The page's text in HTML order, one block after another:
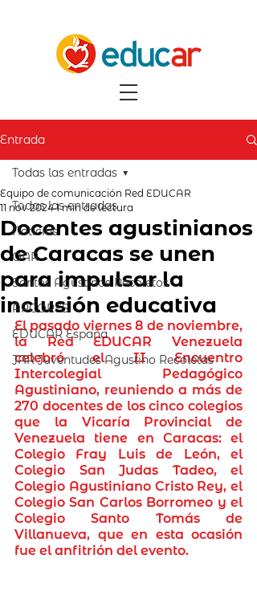
Entrada
Todas las entradas
Noticias
OAR
Santos Agustinos Recoletos
ARCORES
EDUCAR España
JAR Juventudes Agustino Recoletas
Todas las entradas
Docentes agustinianos
de Caracas se unen
para impulsar la
inclusión educativa
Equipo de comunicación Red EDUCAR
11 nov 2024 1 min de lectura
El pasado viernes 8 de noviembre,
la Red EDUCAR Venezuela
celebró el II Encuentro
Intercolegial Pedagógico
Agustiniano, reuniendo a más de
270 docentes de los cinco colegios
que la Vicaría Provincial de
Venezuela tiene en Caracas: el
Colegio Fray Luis de León, el
Colegio San Judas Tadeo, el
Colegio Agustiniano Cristo Rey, el
Colegio San Carlos Borromeo y el
Colegio Santo Tomás de
Villanueva, que en esta ocasión
fue el anfitrión del evento.